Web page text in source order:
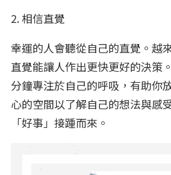
2. 相信直覺
幸運的人會聽從自己的直覺。越
直覺能讓人作出更快更好的決策
分鐘專注於自己的呼吸，有助你
心的空間以了解自己的想法與感
「好事」接踵而來。